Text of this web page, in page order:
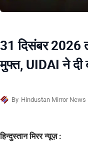
31 दिसंबर 2026
मुफ्त, UIDAI ने दी
By Hindustan Mirror News
हिन्दुस्तान मिरर न्यूज़ :